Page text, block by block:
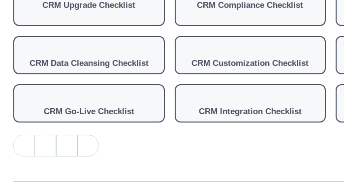
CRM Upgrade Checklist CRM Compliance Checklist
CRM Data Cleansing Checklist CRM Customization Checklist
CRM Go-Live Checklist CRM Integration Checklist